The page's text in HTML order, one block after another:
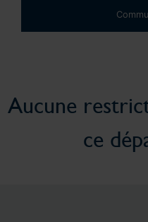
Aucune
ce